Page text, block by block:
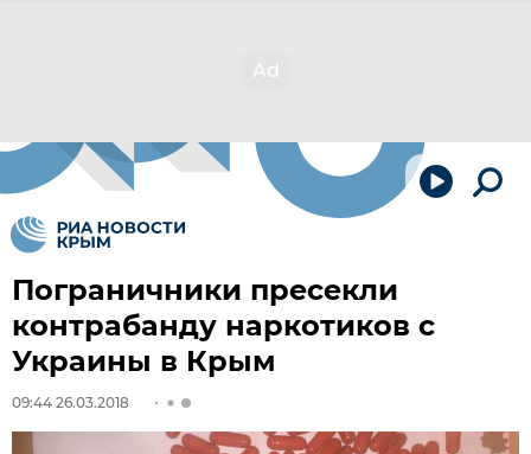
Пограничники пресекли
контрабанду наркотиков с
Украины в Крым
09:44 26.03.2018